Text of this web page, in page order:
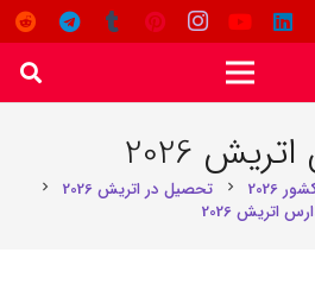
2026
chevron_right تحصیل در اتریش 2026 chevron_right
اتریش 2026